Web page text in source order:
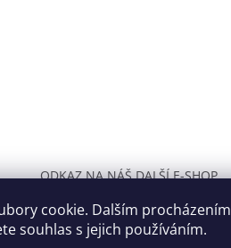
cookie. Dalším procházením
souhlas s jejich používáním.
ODKAZ NA NÁŠ DALŠÍ E-SHOP